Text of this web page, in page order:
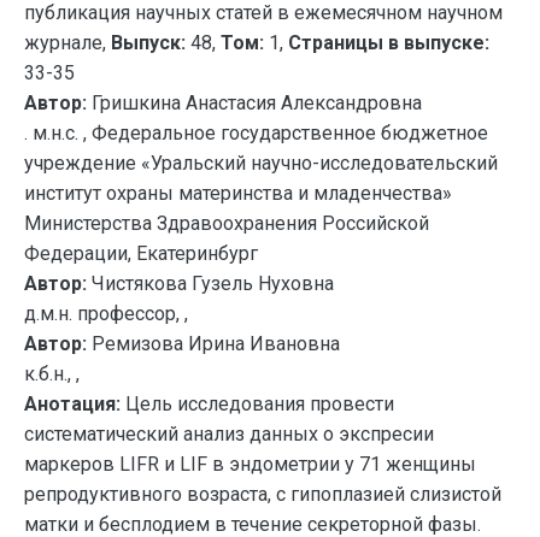
публикация научных статей в ежемесячном научном
журнале, Выпуск: 48, Том: 1, Страницы в выпуске:
33-35
Автор: Гришкина Анастасия Александровна
. м.н.с. , Федеральное государственное бюджетное
учреждение «Уральский научно-исследовательский
институт охраны материнства и младенчества»
Министерства Здравоохранения Российской
Федерации, Екатеринбург
Автор: Чистякова Гузель Нуховна
д.м.н. профессор, ,
Автор: Ремизова Ирина Ивановна
к.б.н., ,
Анотация: Цель исследования провести
систематический анализ данных о экспресии
маркеров LIFR и LIF в эндометрии у 71 женщины
репродуктивного возраста, с гипоплазией слизистой
матки и бесплодием в течение секреторной фазы.